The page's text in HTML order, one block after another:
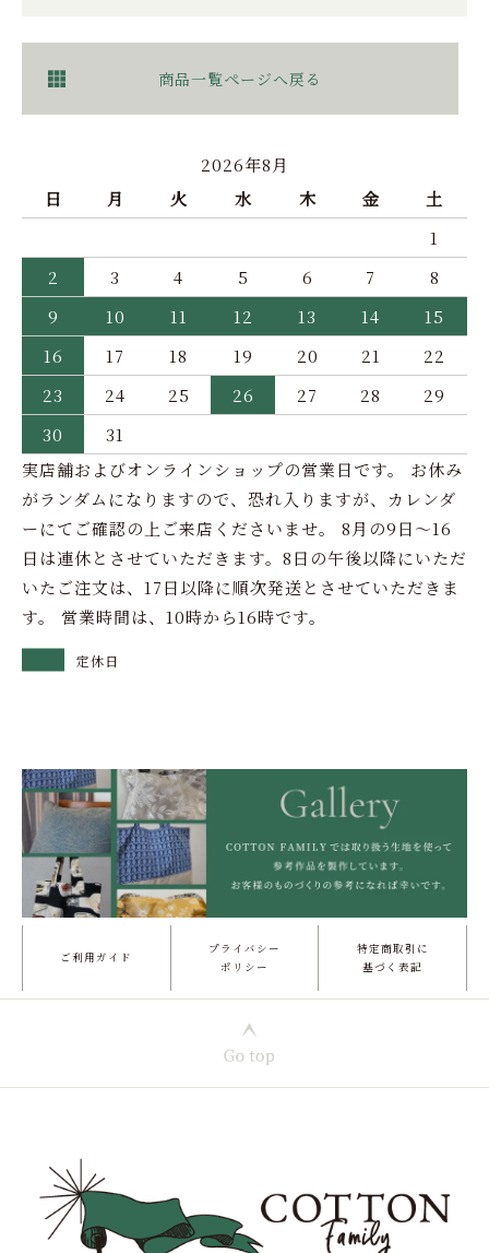
商品一覧ページへ戻る
2026年8月
日
月 火 水 木 金
土
1
2
3 4 5 6 7
8
9
10 11 12 13 14
15
16
17 18 19 20 21
22
23
24 25 26 27 28
29
30
31
実店舗およびオンラインショップの営業日です。 お休み
がランダムになりますので、恐れ入りますが、カレンダ
ーにてご確認の上ご来店くださいませ。 8月の9日～16
日は連休とさせていただきます。8日の午後以降にいただ
いたご注文は、17日以降に順次発送とさせていただきま
す。 営業時間は、10時から16時です。
定休日
ご利用ガイド
プライバシー
ポリシー
特定商取引に
基づく表記